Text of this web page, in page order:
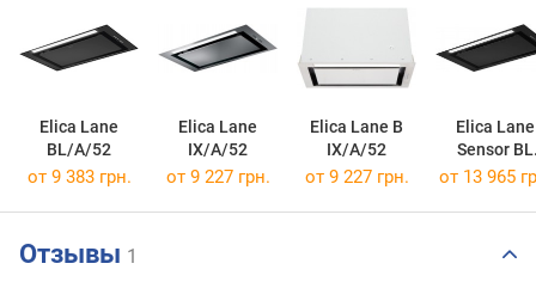
Elica Lane
BL/A/52
Elica Lane
IX/A/52
Elica Lane B
IX/A/52
Elica Lane
Sensor BL
MAT/A/52
от 9 383 грн. от 9 227 грн. от 9 227 грн. от 13 965
Отзывы 1